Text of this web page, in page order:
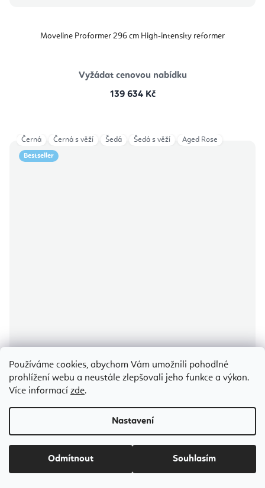
Používáme cookies, abychom Vám umožnili pohodlné
prohlížení webu a neustále zlepšovali jeho funkce a výkon.
Více informací zde.
Nastavení
Odmítnout Souhlasím
Moveline Proformer 296 cm High-intensity reformer
Vyžádat cenovou nabídku
139 634 Kč
Bestseller
Elina Pilates Master Instructor Physio Reformer 242 cm
Vyžádat cenovou nabídku
od146 047 Kč
Černá Černá s věží Šedá Šedá s věží Aged Rose